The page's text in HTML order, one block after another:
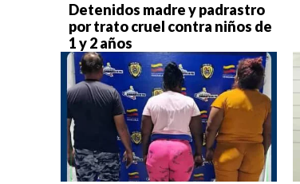
Detenidos madre y padrastro
por trato cruel contra niños de
1 y 2 años